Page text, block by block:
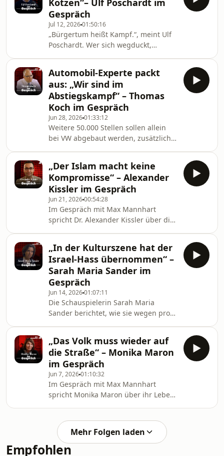
Journalismus: ht
Patzelt Politik in dieser Woche um
Steinmeiers Attacke gegen alle AfD-
Wähler und Spahns Vorstoß, Höcke
das Wahlrecht zu entziehen.Erhalten
Sie auf
https://incogni.com/apollonews mit
dem Code „apollonews“ jetzt 60%
Rabatt bei unserem Werbepartner
Kotzen“– Ulf Poschardt im
Gespräch
Jul 12, 202601:50:16
„Bürgertum heißt Kampf.“, meint Ulf
Poschardt. Wer sich wegduckt,
unterordnet, ist kein Bürger, sondern
ein Opfer. „Und wer scheiße ist, ist
auch kein Bürger.“ Entweder der
Bürger kämpft jetzt – oder man geht
endgültig unter.
Automobil-Experte packt
aus: „Wir sind im
Abstiegskampf“ – Thomas
Koch im Gespräch
Jun 28, 202601:33:12
Weitere 50.000 Stellen sollen allein
bei VW abgebaut werden, zusätzlich
Automobilexperte Thomas Koch im
Gespräch mit Max Mannhart und
analysiert ausführlich den
Niedergang der deutschen
Automobilindustrie.
„Der Islam macht keine
Kompromisse“ – Alexander
Kissler im Gespräch
Jun 21, 202600:54:28
Im Gespräch mit Max Mannhart
spricht Dr. Alexander Kissler über die
und die Frage, wie der Westen dem
Islamismus begegnen muss.
„In der Kulturszene hat der
Israel-Hass übernommen“ –
Sarah Maria Sander im
Gespräch
Jun 14, 202601:07:11
Die Schauspielerin Sarah Maria
Sander berichtet, wie sie wegen pro-
Ihr Fall steht für eine Kulturszene, die
nach dem 7. Oktober sich
radikalisierte: Israel-Solidarität führt
zum Aus des Berufs, während
Antisemitismus aus linken und
arabischen Milieus toleriert wird.
„Das Volk muss wieder auf
die Straße“ – Monika Maron
im Gespräch
Jun 7, 202601:10:32
Im Gespräch mit Max Mannhart
spricht Monika Maron über ihr Leben
auch über die Parallelen zu einer
Gegenwart, in der der
Meinungskorridor wieder enger wird
Mehr Folgen laden
Empfohlen